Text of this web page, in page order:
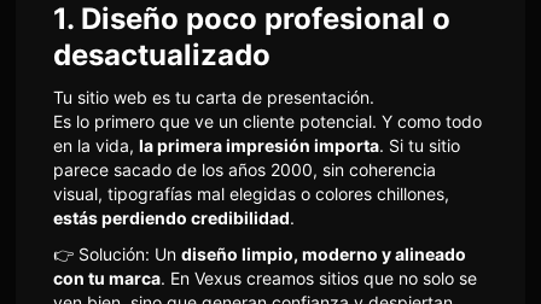
1. Diseño poco profesional o
desactualizado
Tu sitio web es tu carta de presentación.
Es lo primero que ve un cliente potencial. Y como todo
en la vida, la primera impresión importa. Si tu sitio
parece sacado de los años 2000, sin coherencia
visual, tipografías mal elegidas o colores chillones,
estás perdiendo credibilidad.
👉 Solución: Un diseño limpio, moderno y alineado
con tu marca. En Vexus creamos sitios que no solo se